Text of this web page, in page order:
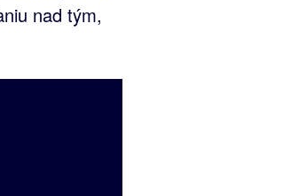
nad tým,